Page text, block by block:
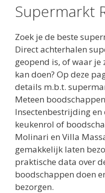
Supermarkt
Zoek je de beste
Direct achterhalen
geopend is, of waar
kan doen? Op deze
details m.b.t.
Meteen
Insectenbestrijding
keukenrol of
Molinari en Villa
gemakkelijk laten
praktische data over
boodschappen doen
bezorgen.